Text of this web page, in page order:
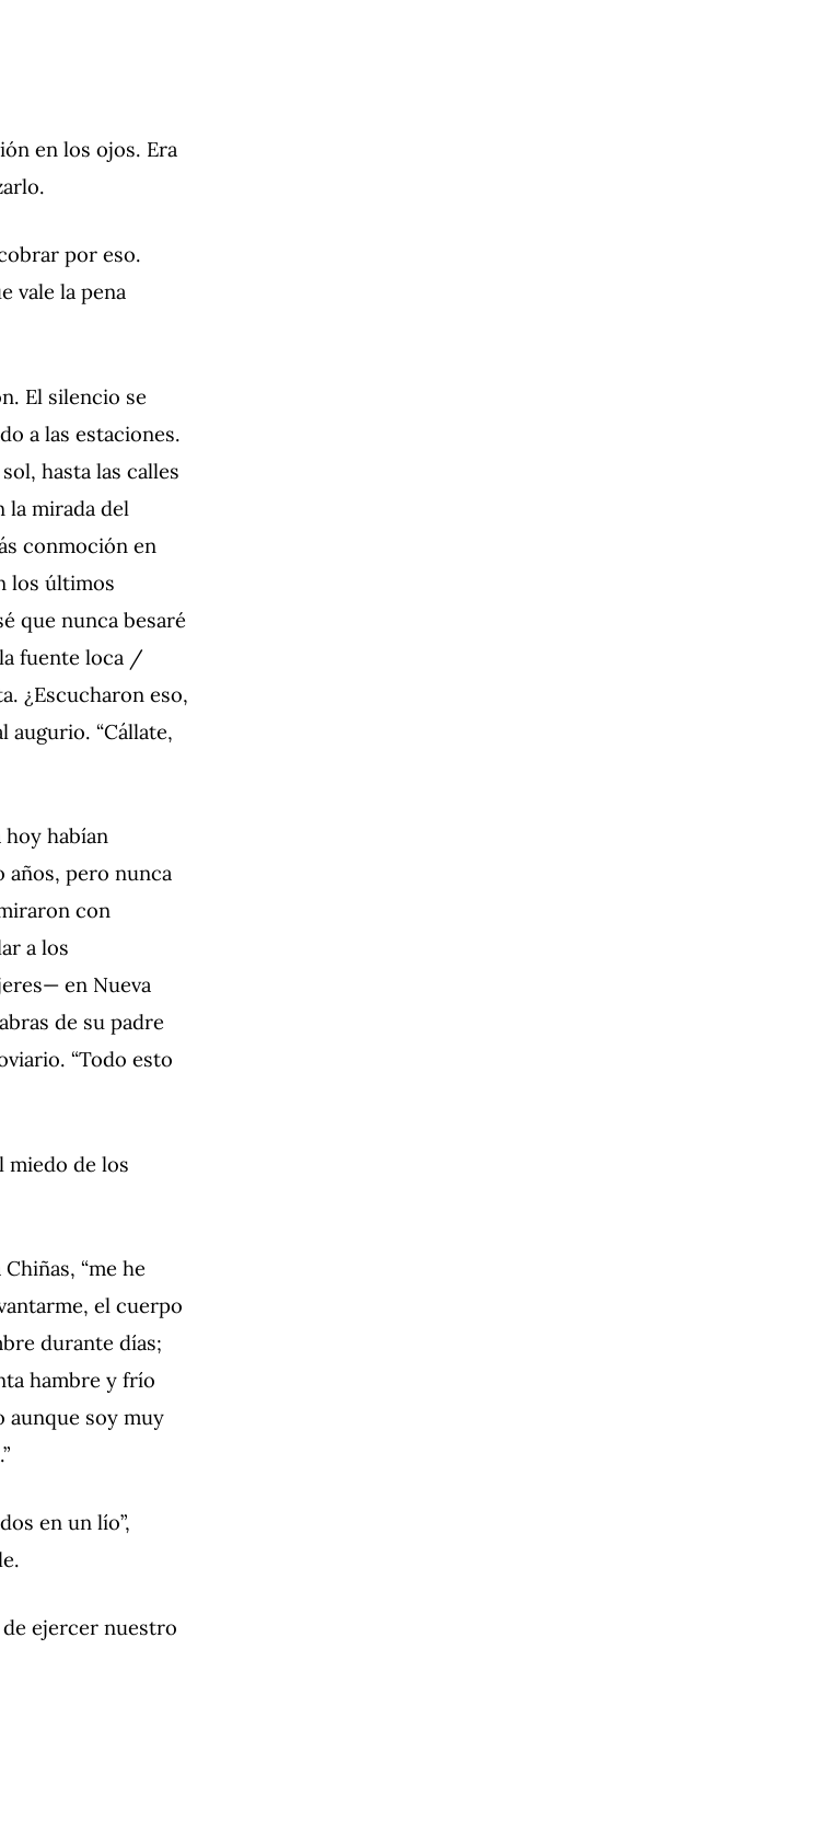
en los ojos. Era
por eso.
vale la pena
El silencio se
a las estaciones.
hasta las calles
la mirada del
conmoción en
los últimos
que nunca besaré
fuente loca /
¿Escucharon eso,
augurio. “Cállate,
hoy habían
años, pero nunca
con
a los
en Nueva
de su padre
“Todo esto
miedo de los
“me he
el cuerpo
durante días;
hambre y frío
aunque soy muy
en un lío”,
ejercer nuestro